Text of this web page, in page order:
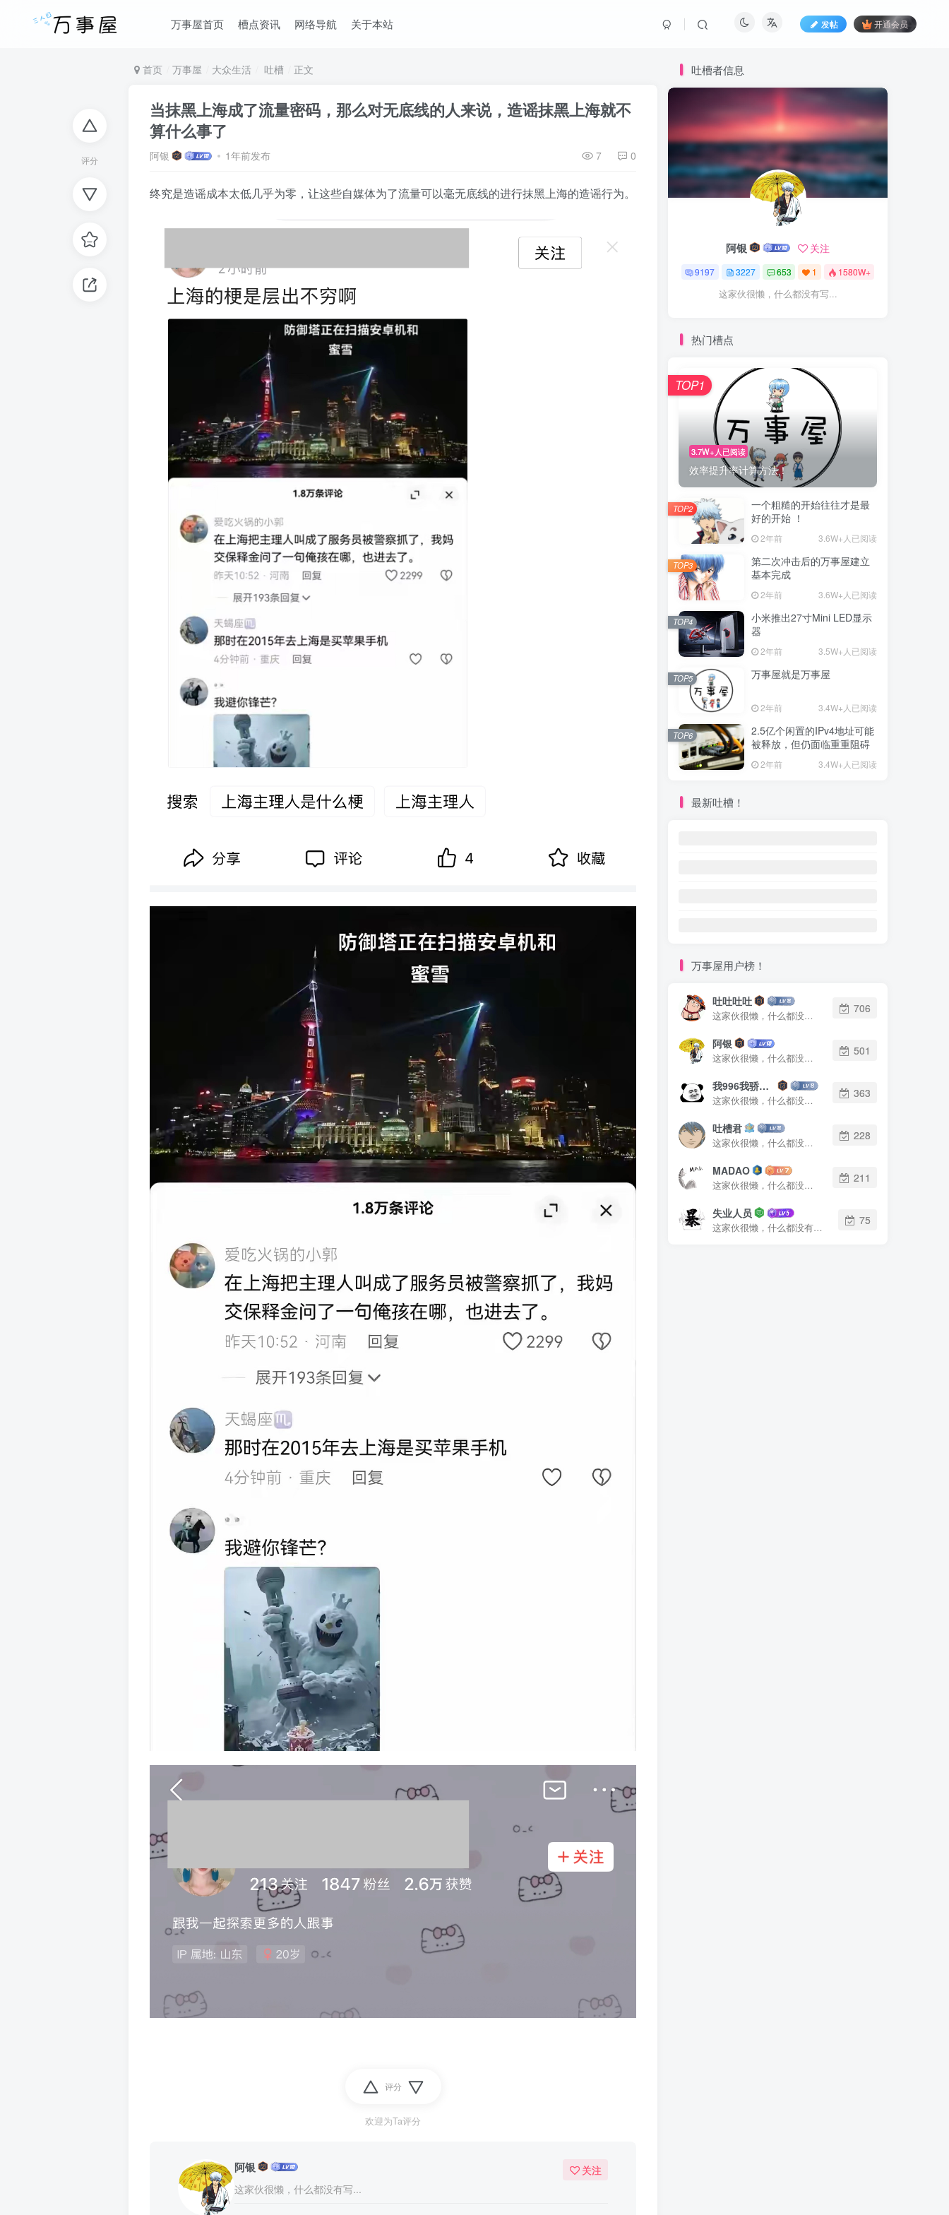
万事屋首页 槽点资讯 网络导航 关于本站 发帖 开通会员
评分
首页 万事屋 大众生活 吐槽 正文
当抹黑上海成了流量密码，那么对无底线的人来说，造谣抹黑上海就不
算什么事了
阿银 1年前发布 7 0
终究是造谣成本太低几乎为零，让这些自媒体为了流量可以毫无底线的进行抹黑上海的造谣行为。
评分
欢迎为Ta评分
阿银
这家伙很懒，什么都没有写...
关注
吐槽者信息
阿银 关注
9197 3227 653 1 1580W+
这家伙很懒，什么都没有写...
热门槽点
3.7W+人已阅读
效率提升率计算方法！
TOP1
一个粗糙的开始往往才是最
好的开始 ！
2年前 3.6W+人已阅读
TOP2
第二次冲击后的万事屋建立
基本完成
2年前 3.6W+人已阅读
TOP3
小米推出27寸Mini LED显示
器
2年前 3.5W+人已阅读
TOP4
万事屋就是万事屋
2年前 3.4W+人已阅读
TOP5
2.5亿个闲置的IPv4地址可能
被释放，但仍面临重重阻碍
2年前 3.4W+人已阅读
TOP6
最新吐槽！
万事屋用户榜！
吐吐吐吐
这家伙很懒，什么都没有写...
706
阿银
这家伙很懒，什么都没有写...
501
我996我骄傲了么
这家伙很懒，什么都没有写...
363
吐槽君
这家伙很懒，什么都没有写...
228
MADAO
这家伙很懒，什么都没有写...
211
失业人员
这家伙很懒，什么都没有写...
75